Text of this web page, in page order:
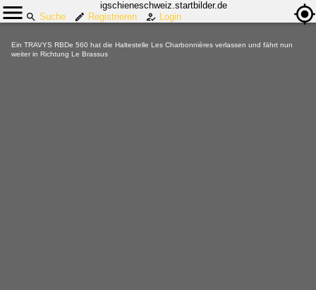
igschieneschweiz.startbilder.de
Suche
Registrieren Login
Ein TRAVYS RBDe 560 hat die Haltestelle Les Charbonnières verlassen und fährt nun
weiter in Richtung Le Brassus